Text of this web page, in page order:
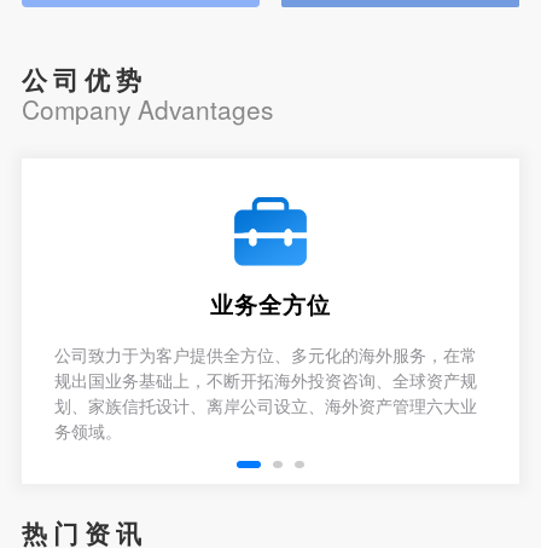
公司优势
Company Advantages
业务全方位
公司致力于为客户提供全方位、多元化的海外服务，在常
规出国业务基础上，不断开拓海外投资咨询、全球资产规
划、家族信托设计、离岸公司设立、海外资产管理六大业
务领域。
热门资讯